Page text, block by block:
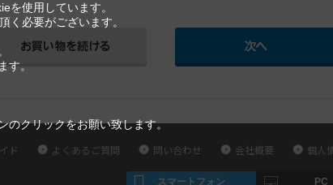
ド よくあるご質問 問い合わせ 会社概要 個人
スマートフォン PC
を使用しています。
く必要がございます。
す。
のクリックをお願い致します。